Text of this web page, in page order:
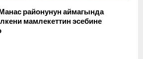
районунун аймагында
мамлекеттин эсебине